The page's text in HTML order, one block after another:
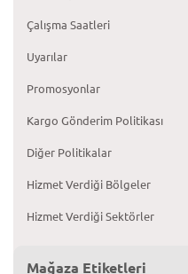
Çalışma Saatleri
Uyarılar
Promosyonlar
Kargo Gönderim Politikası
Diğer Politikalar
Hizmet Verdiği Bölgeler
Hizmet Verdiği Sektörler
Mağaza Etiketleri